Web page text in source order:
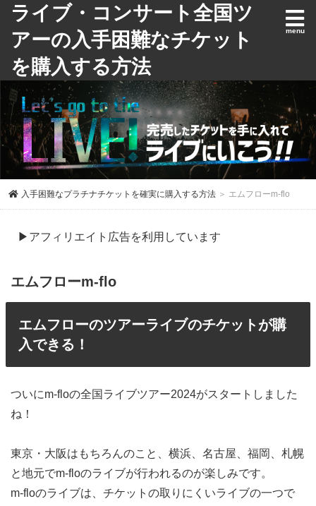
ライブ・コンサート全国ツ
アーの入手困難なチケット
を購入する方法
入手困難なプラチナチケットを確実に購入する方法 ＞ エムフローm-flo
▶アフィリエイト広告を利用しています
エムフローm-flo
エムフローのツアーライブのチケットが購
入できる！
ついにm-floの全国ライブツアー2024がスタートしました
ね！
東京・大阪はもちろんのこと、横浜、名古屋、福岡、札幌
と地元でm-floのライブが行われるのが楽しみです。
m-floのライブは、チケットの取りにくいライブの一つで